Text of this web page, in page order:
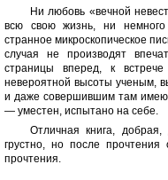
Ни любовь «вечной
всю свою жизнь, ни немного
странное микроскопическое
случая не производят
страницы вперед, к
невероятной высоты ученым,
и даже совершившим там
— уместен, испытано на себе.
Отличная книга, добрая,
грустно, но после
прочтения.